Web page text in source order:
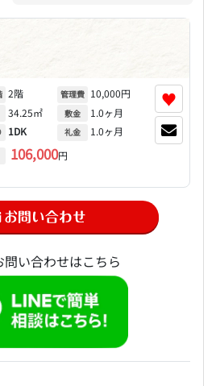
2階
34.25㎡
1DK
106,000円
管理費 10,000円
敷金 1.0ヶ月
礼金 1.0ヶ月
♥
問い合わせはこちら